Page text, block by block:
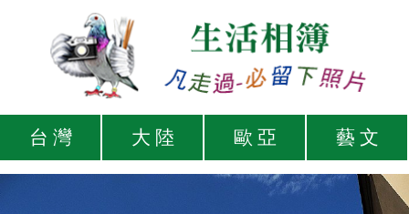
台 灣 大 陸 歐 亞 藝 文